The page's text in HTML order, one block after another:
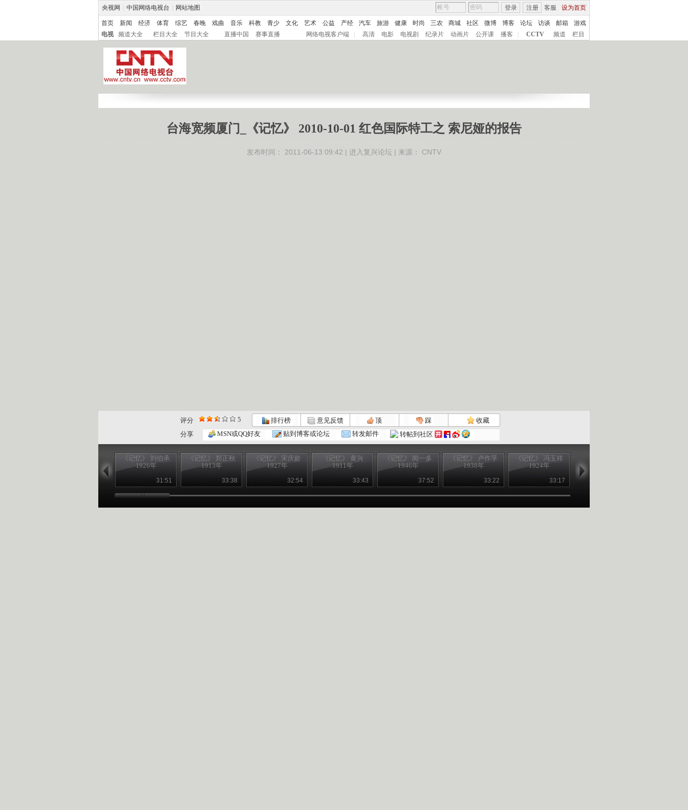
央视网 中国网络电视台 网站地图 客服 设为首页
登录 注册
首页 新闻 经济 体育 综艺 春晚 戏曲 音乐 科教 青少 文化 艺术 公益 产经 汽车 旅游 健康 时尚 三农 商城 社区 微博 博客 论坛 访谈 邮箱
游戏
电视
频道大全 栏目大全 节目大全 直播中国 赛事直播 网络电视客户端 高清 电影 电视剧 纪录片 动画片 公开课 播客 CCTV 频道 栏目
台海宽频厦门_《记忆》 2010-10-01 红色国际特工之 索尼娅的报告
发布时间： 2011-06-13 09:42 | 进入复兴论坛 | 来源： CNTV
评分 5 排行榜 意见反馈 顶 踩
收藏
分享
MSN或QQ好友 贴到博客或论坛 转发邮件 转帖到社区
《记忆》 刘伯承
1926年
31:51
《记忆》 郑正秋
1913年
33:38
《记忆》 宋庆龄
1927年
32:54
《记忆》 黄兴
1911年
33:43
《记忆》 闻一多
1946年
37:52
《记忆》 卢作孚
1938年
33:22
《记忆》 冯玉祥
1924年
33:17